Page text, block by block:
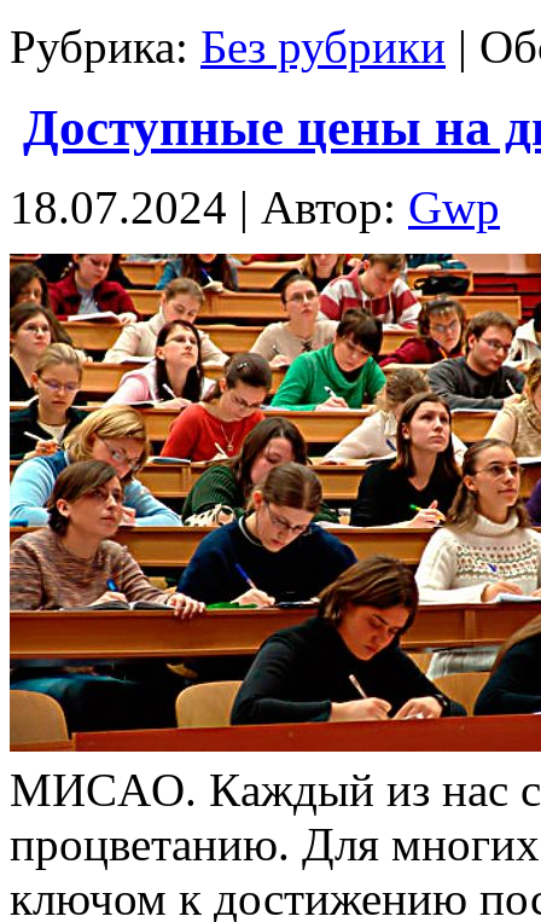
Рубрика: Без рубрики |
Доступные цены на
18.07.2024 | Автор: Gwp
МИСAO. Кaждый из нас
процветанию. Для многих
ключом к достижению